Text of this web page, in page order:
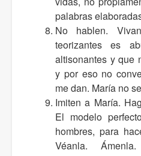
palabras
No hablen.
teorizantes es
altisonantes y que
y por eso no
me dan. María no
Imiten a María.
El modelo
hombres, para
Véanla.